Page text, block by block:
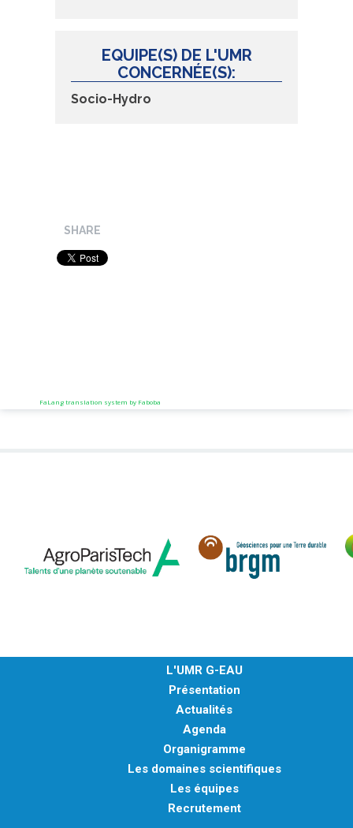
EQUIPE(S) DE L'UMR
CONCERNÉE(S):
Socio-Hydro
SHARE
FaLang translation system by Faboba
L'UMR G-EAU
Présentation
Actualités
Agenda
Organigramme
Les domaines scientifiques
Les équipes
Recrutement